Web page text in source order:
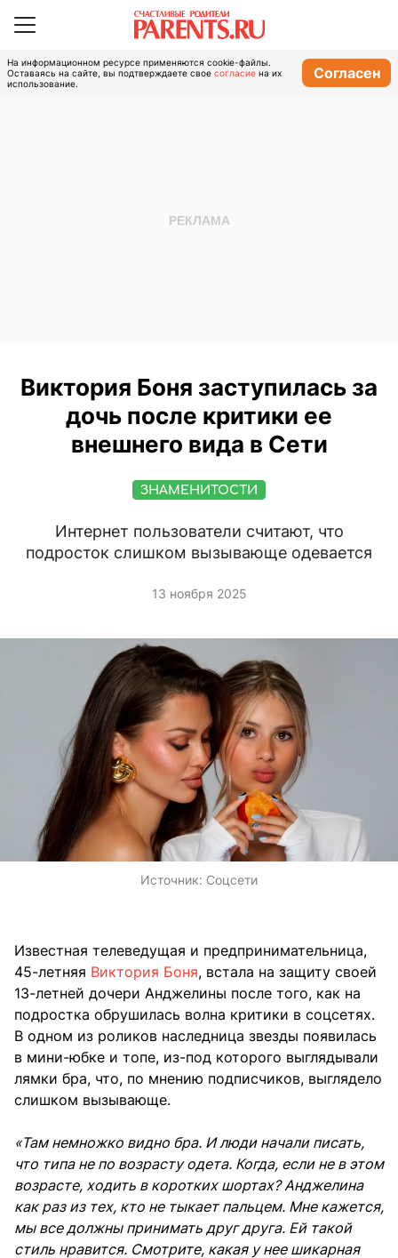
На информационном ресурсе применяются cookie-файлы.
Оставаясь на сайте, вы подтверждаете свое согласие на их
использование.
Согласен
Виктория Боня заступилась за
дочь после критики ее
внешнего вида в Сети
ЗНАМЕНИТОСТИ
Интернет пользователи считают, что
подросток слишком вызывающе одевается
13 ноября 2025
Источник: Соцсети
Известная телеведущая и предпринимательница,
45-летняя Виктория Боня, встала на защиту своей
13-летней дочери Анджелины после того, как на
подростка обрушилась волна критики в соцсетях.
В одном из роликов наследница звезды появилась
в мини-юбке и топе, из-под которого выглядывали
лямки бра, что, по мнению подписчиков, выглядело
слишком вызывающе.
«Там немножко видно бра. И люди начали писать,
что типа не по возрасту одета. Когда, если не в этом
возрасте, ходить в коротких шортах? Анджелина
как раз из тех, кто не тыкает пальцем. Мне кажется,
мы все должны принимать друг друга. Ей такой
стиль нравится. Смотрите, какая у нее шикарная